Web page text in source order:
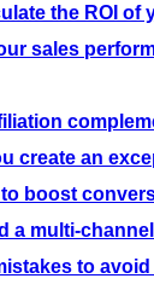
the ROI of
sales
create an
boost
a multi-
to